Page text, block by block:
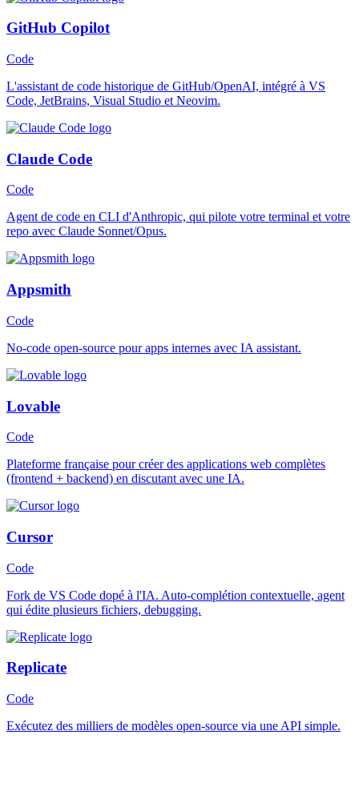
GitHub Copilot
Code
L'assistant de code historique de GitHub/OpenAI, intégré à VS
Code, JetBrains, Visual Studio et Neovim.
Claude Code
Code
Agent de code en CLI d'Anthropic, qui pilote votre terminal et votre
repo avec Claude Sonnet/Opus.
Appsmith
Code
No-code open-source pour apps internes avec IA assistant.
Lovable
Code
Plateforme française pour créer des applications web complètes
(frontend + backend) en discutant avec une IA.
Cursor
Code
Fork de VS Code dopé à l'IA. Auto-complétion contextuelle, agent
qui édite plusieurs fichiers, debugging.
Replicate
Code
Exécutez des milliers de modèles open-source via une API simple.